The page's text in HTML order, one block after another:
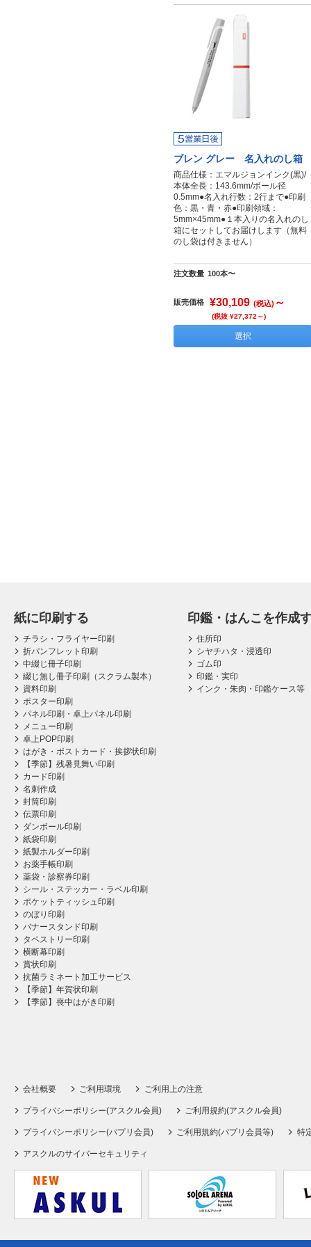
ブレン グレー 名入れのし箱
商品仕様：エマルジョンインク(黒)/
本体全長：143.6mm/ボール径
0.5mm●名入れ行数：2行まで●印刷
色：黒・青・赤●印刷領域：
5mm×45mm●１本入りの名入れのし
箱にセットしてお届けします（無料
のし袋は付きません）
注文数量 100本〜
販売価格 ¥30,109 (税込) ～
(税抜 ¥27,372～)
選択
紙に印刷する
チラシ・フライヤー印刷
折パンフレット印刷
中綴じ冊子印刷
綴じ無し冊子印刷（スクラム製本）
資料印刷
ポスター印刷
パネル印刷・卓上パネル印刷
メニュー印刷
卓上POP印刷
はがき・ポストカード・挨拶状印刷
【季節】残暑見舞い印刷
カード印刷
名刺作成
封筒印刷
伝票印刷
ダンボール印刷
紙袋印刷
紙製ホルダー印刷
お薬手帳印刷
薬袋・診察券印刷
シール・ステッカー・ラベル印刷
ポケットティッシュ印刷
のぼり印刷
バナースタンド印刷
タペストリー印刷
横断幕印刷
賞状印刷
抗菌ラミネート加工サービス
【季節】年賀状印刷
【季節】喪中はがき印刷
印鑑・はんこを作成
住所印
シヤチハタ・浸透印
ゴム印
印鑑・実印
インク・朱肉・印鑑ケース等
会社概要 ご利用環境 ご利用上の注意
プライバシーポリシー(アスクル会員) ご利用規約(アスクル会員)
プライバシーポリシー(パプリ会員) ご利用規約(パプリ会員等) 特
アスクルのサイバーセキュリティ